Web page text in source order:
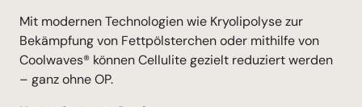
Mit modernen Technologien wie Kryolipolyse zur
Bekämpfung von Fettpölsterchen oder mithilfe von
Coolwaves® können Cellulite gezielt reduziert werden
– ganz ohne OP.